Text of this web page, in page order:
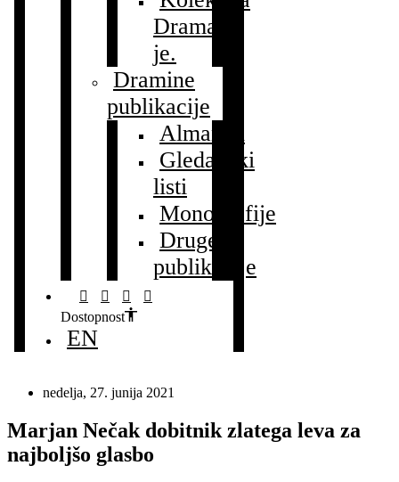
Drama
je.
Dramine
publikacije
Almanah
Gledališki
listi
Monografije
Druge
publikacije
Dostopnost
EN
nedelja, 27. junija 2021
Marjan Nečak dobitnik zlatega leva za
najboljšo glasbo